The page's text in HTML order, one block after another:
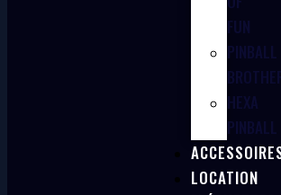
FUN
PINBALL
HEXA
PINBALL
LOCATION